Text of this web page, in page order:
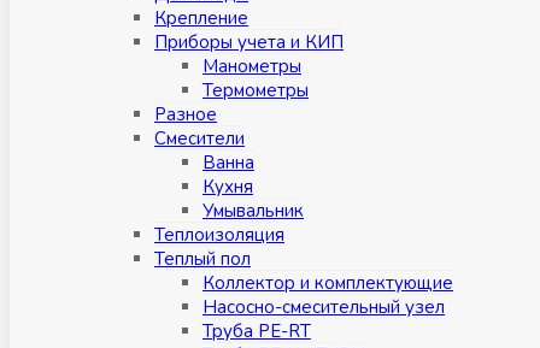
Крепление
Приборы учета и КИП
Манометры
Термометры
Разное
Смесители
Ванна
Кухня
Умывальник
Теплоизоляция
Теплый пол
Коллектор и комплектующие
Насосно-смесительный узел
Труба PE-RT